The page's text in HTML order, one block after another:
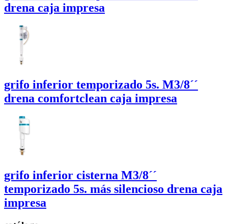
drena caja impresa
grifo inferior temporizado 5s. M3/8´´
drena comfortclean caja impresa
grifo inferior cisterna M3/8´´
temporizado 5s. más silencioso drena caja
impresa